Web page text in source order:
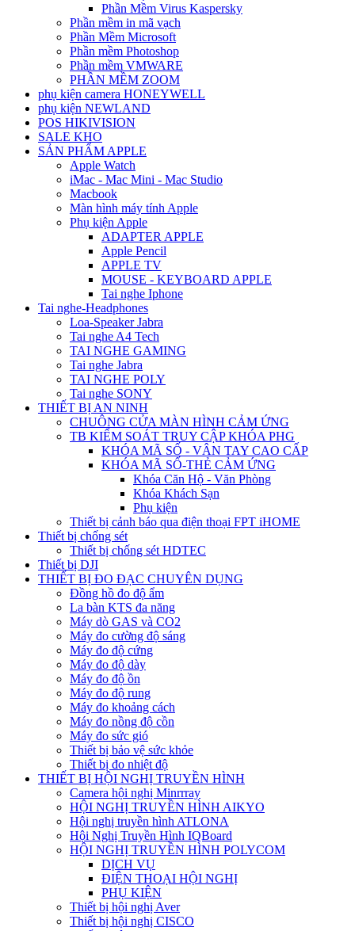
Phần Mềm Virus Kaspersky
Phần mềm in mã vạch
Phần Mềm Microsoft
Phần mềm Photoshop
Phần mềm VMWARE
PHẦN MỀM ZOOM
phụ kiện camera HONEYWELL
phụ kiện NEWLAND
POS HIKIVISION
SALE KHO
SẢN PHẨM APPLE
Apple Watch
iMac - Mac Mini - Mac Studio
Macbook
Màn hình máy tính Apple
Phụ kiện Apple
ADAPTER APPLE
Apple Pencil
APPLE TV
MOUSE - KEYBOARD APPLE
Tai nghe Iphone
Tai nghe-Headphones
Loa-Speaker Jabra
Tai nghe A4 Tech
TAI NGHE GAMING
Tai nghe Jabra
TAI NGHE POLY
Tai nghe SONY
THIẾT BỊ AN NINH
CHUÔNG CỬA MÀN HÌNH CẢM ỨNG
TB KIỂM SOÁT TRUY CẬP KHÓA PHG
KHÓA MÃ SỐ - VÂN TAY CAO CẤP
KHÓA MÃ SỐ-THẺ CẢM ỨNG
Khóa Căn Hộ - Văn Phòng
Khóa Khách Sạn
Phụ kiện
Thiết bị cảnh báo qua điện thoại FPT iHOME
Thiết bị chống sét
Thiết bị chống sét HDTEC
Thiết bị DJI
THIẾT BỊ ĐO ĐẠC CHUYÊN DỤNG
Đồng hồ đo độ ẩm
La bàn KTS đa năng
Máy dò GAS và CO2
Máy đo cường độ sáng
Máy đo độ cứng
Máy đo độ dày
Máy đo độ ồn
Máy đo độ rung
Máy đo khoảng cách
Máy đo nồng độ cồn
Máy đo sức gió
Thiết bị bảo vệ sức khỏe
Thiết bị đo nhiệt độ
THIẾT BỊ HỘI NGHỊ TRUYỀN HÌNH
Camera hội nghị Minrrray
HỘI NGHỊ TRUYỀN HÌNH AIKYO
Hội nghị truyền hình ATLONA
Hội Nghị Truyền Hình IQBoard
HỘI NGHỊ TRUYỀN HÌNH POLYCOM
DỊCH VỤ
ĐIỆN THOẠI HỘI NGHỊ
PHỤ KIỆN
Thiết bị hội nghị Aver
Thiết bị hội nghị CISCO